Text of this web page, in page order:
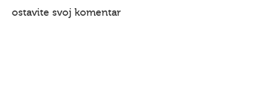
ostavite svoj komentar